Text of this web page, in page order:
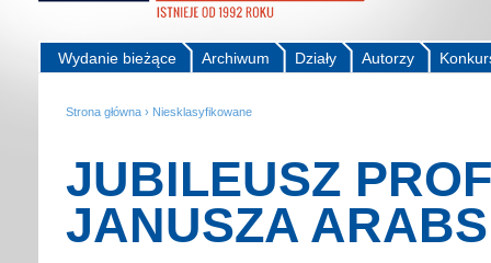
Autorzy
Działy
Archiwum
Wydanie bieżące
Strona główna › Niesklasyfikowane
JUBILEUSZ
JANUSZA